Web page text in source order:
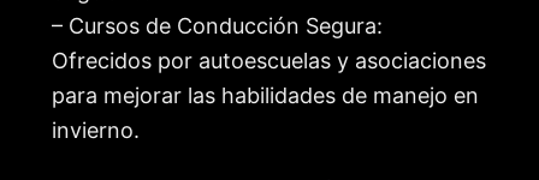
– Cursos de Conducción Segura:
Ofrecidos por autoescuelas y asociaciones
para mejorar las habilidades de manejo en
invierno.